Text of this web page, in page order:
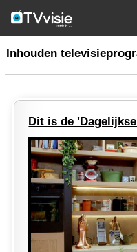
inhoud belgië
Inhouden
Dit is de